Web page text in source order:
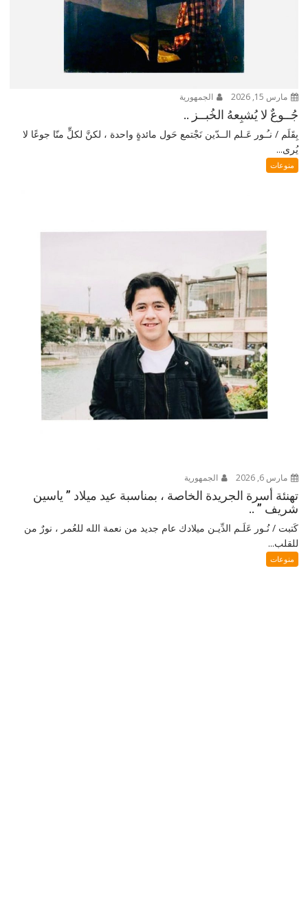
مارس 15, 2026 الجمهورية
جُــوعٌ لا يُشبِعهُ الخُبــز ..
بِقَلَم / نـُـور عَـلم الــدّين نَجْتمع حَول مائدةٍ واحدة ، لكنَّ لكلٍّ منّا جوعًا لا
يُرى...
منوعات
مارس 6, 2026 الجمهورية
تهنئة أسرة الجريدة الخاصة ، بمناسبة عيد ميلاد ” ياسين
شريف ” ..
كَتبت / نُـور عَلَـم الدِّيـن ميلادك عام جديد من نعمة الله للعُمر ، نورٌ من
للقلب...
منوعات